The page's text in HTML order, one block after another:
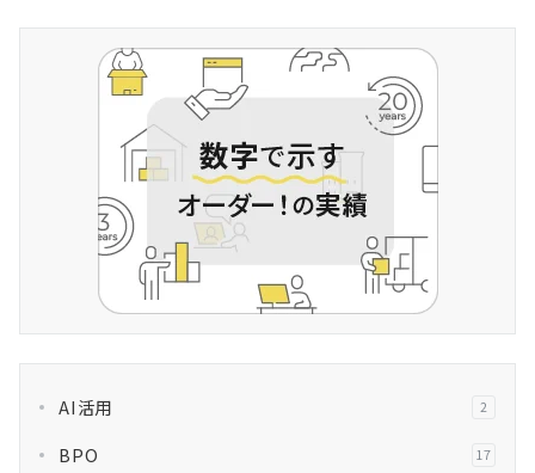
AI活用 2
BPO 17